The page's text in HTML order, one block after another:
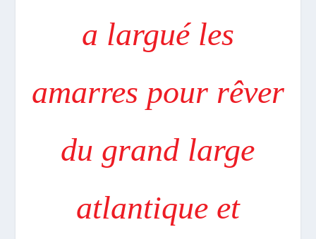
a largué les
amarres pour rêver
du grand large
atlantique et